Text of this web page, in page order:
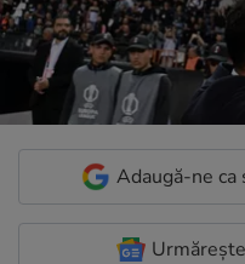
Adaugă-ne ca